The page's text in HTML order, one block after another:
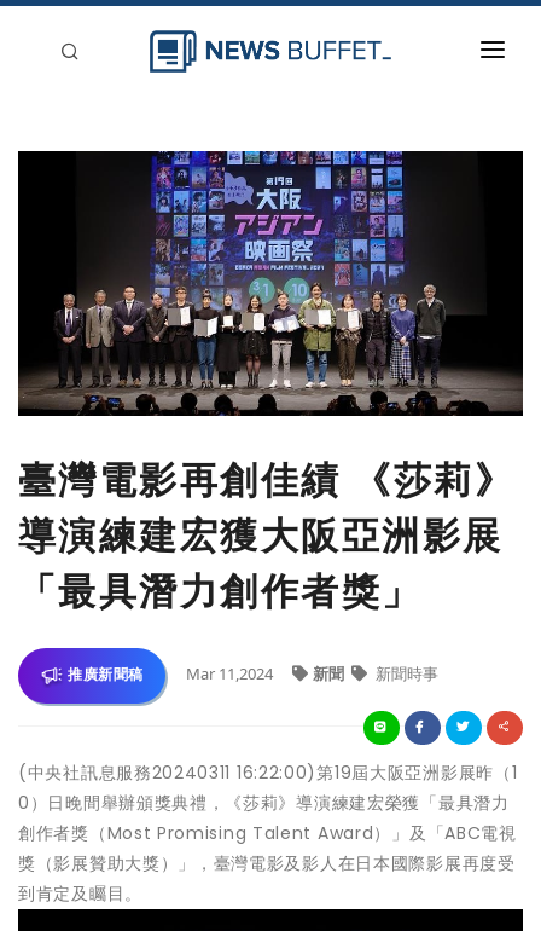
臺灣電影再創佳績 《莎莉》
導演練建宏獲大阪亞洲影展
「最具潛力創作者獎」
推廣新聞稿 Mar 11,2024 新聞 新聞時事
(中央社訊息服務20240311 16:22:00)第19屆大阪亞洲影展昨（1
0）日晚間舉辦頒獎典禮，《莎莉》導演練建宏榮獲「最具潛力
創作者獎（Most Promising Talent Award）」及「ABC電視
獎（影展贊助大獎）」，臺灣電影及影人在日本國際影展再度受
到肯定及矚目。